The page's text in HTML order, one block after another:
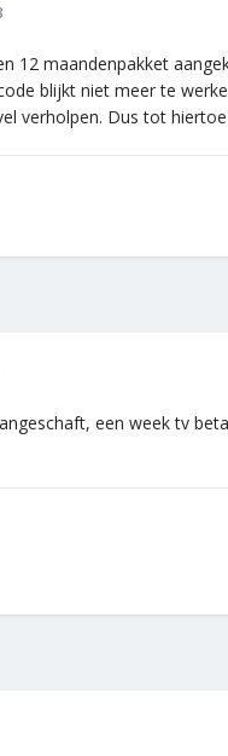
12 maandenpakket
blijkt niet meer te
verholpen. Dus tot
een week tv